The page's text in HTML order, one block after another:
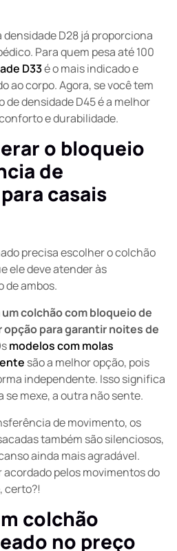
densidade D28 já proporciona
Para quem pesa até 100
D33é o mais indicado e
ao corpo. Agora, se você tem
de densidade D45 é a melhor
e durabilidade.
o bloqueio
de
casais
precisa escolher o colchão
ele deve atender às
de ambos.
colchão com bloqueio de
para garantir noites de
modelos com molas
são a melhor opção, pois
independente. Isso significa
se mexe, a outra não sente.
de movimento, os
também são silenciosos,
ainda mais agradável.
pelos movimentos do
certo?!
colchão
no preço